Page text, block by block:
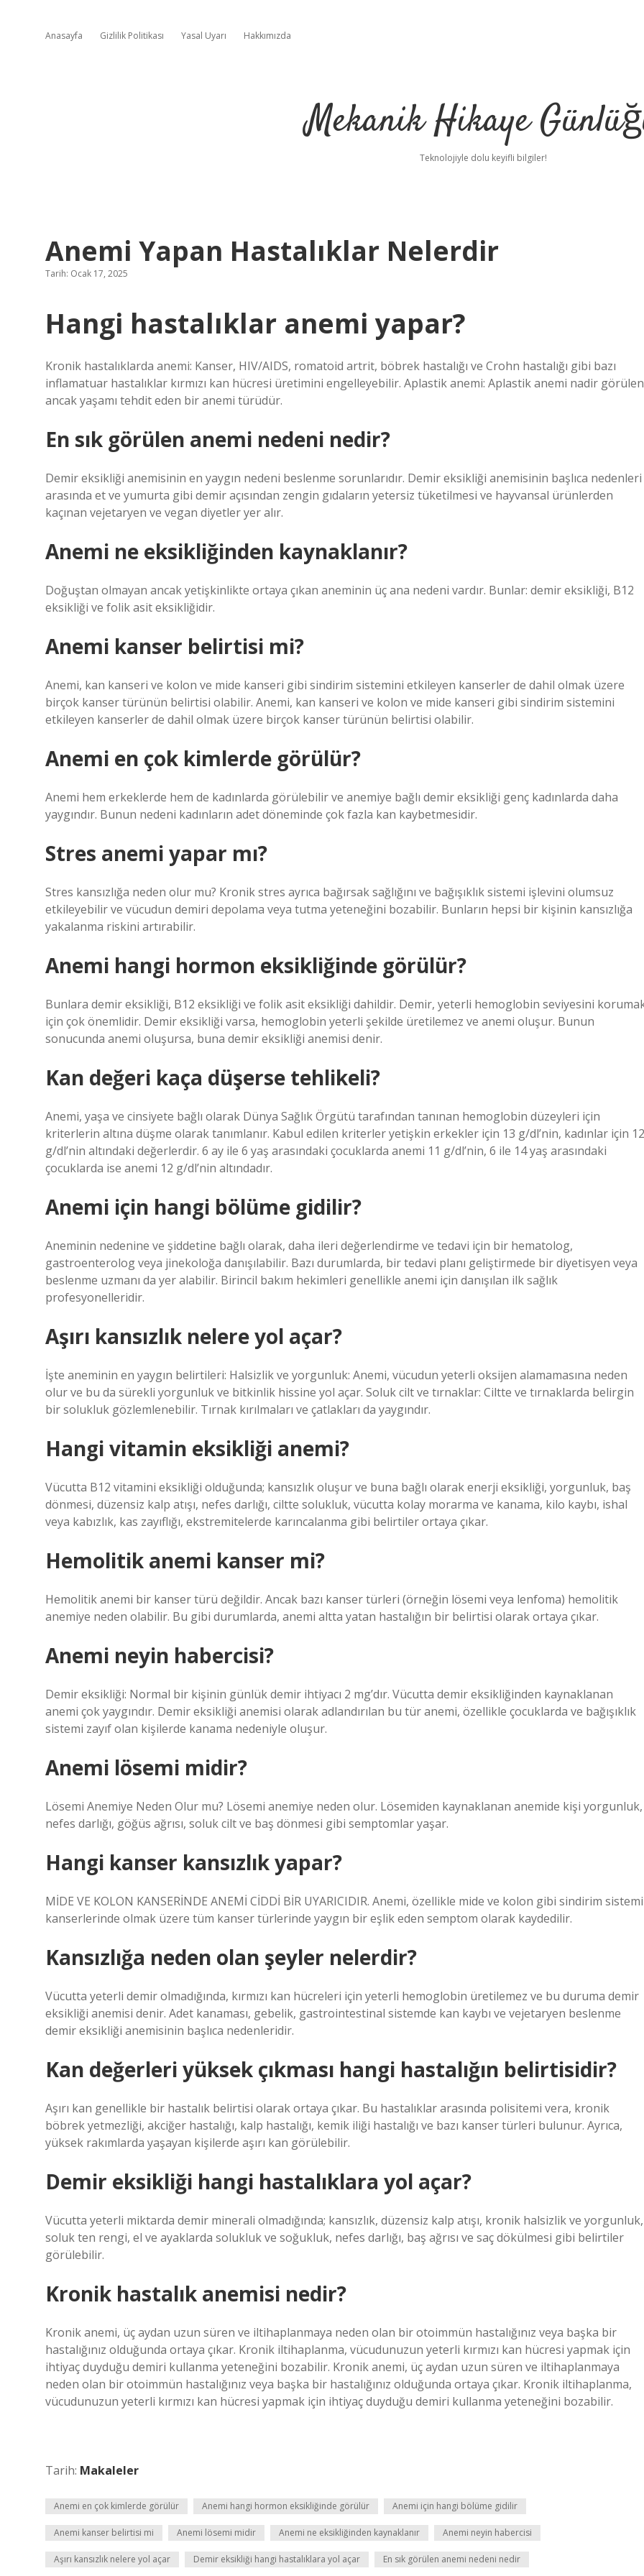
Anasayfa Gizlilik Politikası Yasal Uyarı Hakkımızda
Mekanik Hikaye
Teknolojiyle dolu keyifli bilgiler!
Anemi Yapan Hastalıklar Nelerdir
Tarih: Ocak 17, 2025
Hangi hastalıklar anemi yapar?
Kronik hastalıklarda anemi: Kanser, HIV/AIDS, romatoid artrit, böbrek hastalığı ve Crohn hastalığı gibi bazı
inflamatuar hastalıklar kırmızı kan hücresi üretimini engelleyebilir. Aplastik anemi: Aplastik anemi nadir görülen
ancak yaşamı tehdit eden bir anemi türüdür.
En sık görülen anemi nedeni nedir?
Demir eksikliği anemisinin en yaygın nedeni beslenme sorunlarıdır. Demir eksikliği anemisinin başlıca nedenleri
arasında et ve yumurta gibi demir açısından zengin gıdaların yetersiz tüketilmesi ve hayvansal ürünlerden
kaçınan vejetaryen ve vegan diyetler yer alır.
Anemi ne eksikliğinden kaynaklanır?
Doğuştan olmayan ancak yetişkinlikte ortaya çıkan aneminin üç ana nedeni vardır. Bunlar: demir eksikliği, B12
eksikliği ve folik asit eksikliğidir.
Anemi kanser belirtisi mi?
Anemi, kan kanseri ve kolon ve mide kanseri gibi sindirim sistemini etkileyen kanserler de dahil olmak üzere
birçok kanser türünün belirtisi olabilir. Anemi, kan kanseri ve kolon ve mide kanseri gibi sindirim sistemini
etkileyen kanserler de dahil olmak üzere birçok kanser türünün belirtisi olabilir.
Anemi en çok kimlerde görülür?
Anemi hem erkeklerde hem de kadınlarda görülebilir ve anemiye bağlı demir eksikliği genç kadınlarda daha
yaygındır. Bunun nedeni kadınların adet döneminde çok fazla kan kaybetmesidir.
Stres anemi yapar mı?
Stres kansızlığa neden olur mu? Kronik stres ayrıca bağırsak sağlığını ve bağışıklık sistemi işlevini olumsuz
etkileyebilir ve vücudun demiri depolama veya tutma yeteneğini bozabilir. Bunların hepsi bir kişinin kansızlığa
yakalanma riskini artırabilir.
Anemi hangi hormon eksikliğinde görülür?
Bunlara demir eksikliği, B12 eksikliği ve folik asit eksikliği dahildir. Demir, yeterli hemoglobin seviyesini
için çok önemlidir. Demir eksikliği varsa, hemoglobin yeterli şekilde üretilemez ve anemi oluşur. Bunun
sonucunda anemi oluşursa, buna demir eksikliği anemisi denir.
Kan değeri kaça düşerse tehlikeli?
Anemi, yaşa ve cinsiyete bağlı olarak Dünya Sağlık Örgütü tarafından tanınan hemoglobin düzeyleri için
kriterlerin altına düşme olarak tanımlanır. Kabul edilen kriterler yetişkin erkekler için 13 g/dl’nin, kadınlar için 12
g/dl’nin altındaki değerlerdir. 6 ay ile 6 yaş arasındaki çocuklarda anemi 11 g/dl’nin, 6 ile 14 yaş arasındaki
çocuklarda ise anemi 12 g/dl’nin altındadır.
Anemi için hangi bölüme gidilir?
Aneminin nedenine ve şiddetine bağlı olarak, daha ileri değerlendirme ve tedavi için bir hematolog,
gastroenterolog veya jinekoloğa danışılabilir. Bazı durumlarda, bir tedavi planı geliştirmede bir diyetisyen veya
beslenme uzmanı da yer alabilir. Birincil bakım hekimleri genellikle anemi için danışılan ilk sağlık
profesyonelleridir.
Aşırı kansızlık nelere yol açar?
İşte aneminin en yaygın belirtileri: Halsizlik ve yorgunluk: Anemi, vücudun yeterli oksijen alamamasına neden
olur ve bu da sürekli yorgunluk ve bitkinlik hissine yol açar. Soluk cilt ve tırnaklar: Ciltte ve tırnaklarda belirgin
bir solukluk gözlemlenebilir. Tırnak kırılmaları ve çatlakları da yaygındır.
Hangi vitamin eksikliği anemi?
Vücutta B12 vitamini eksikliği olduğunda; kansızlık oluşur ve buna bağlı olarak enerji eksikliği, yorgunluk, baş
dönmesi, düzensiz kalp atışı, nefes darlığı, ciltte solukluk, vücutta kolay morarma ve kanama, kilo kaybı, ishal
veya kabızlık, kas zayıflığı, ekstremitelerde karıncalanma gibi belirtiler ortaya çıkar.
Hemolitik anemi kanser mi?
Hemolitik anemi bir kanser türü değildir. Ancak bazı kanser türleri (örneğin lösemi veya lenfoma) hemolitik
anemiye neden olabilir. Bu gibi durumlarda, anemi altta yatan hastalığın bir belirtisi olarak ortaya çıkar.
Anemi neyin habercisi?
Demir eksikliği: Normal bir kişinin günlük demir ihtiyacı 2 mg’dır. Vücutta demir eksikliğinden kaynaklanan
anemi çok yaygındır. Demir eksikliği anemisi olarak adlandırılan bu tür anemi, özellikle çocuklarda ve bağışıklık
sistemi zayıf olan kişilerde kanama nedeniyle oluşur.
Anemi lösemi midir?
Lösemi Anemiye Neden Olur mu? Lösemi anemiye neden olur. Lösemiden kaynaklanan anemide kişi yorgunluk,
nefes darlığı, göğüs ağrısı, soluk cilt ve baş dönmesi gibi semptomlar yaşar.
Hangi kanser kansızlık yapar?
MİDE VE KOLON KANSERİNDE ANEMİ CİDDİ BİR UYARICIDIR. Anemi, özellikle mide ve kolon gibi sindirim sistemi
kanserlerinde olmak üzere tüm kanser türlerinde yaygın bir eşlik eden semptom olarak kaydedilir.
Kansızlığa neden olan şeyler nelerdir?
Vücutta yeterli demir olmadığında, kırmızı kan hücreleri için yeterli hemoglobin üretilemez ve bu duruma demir
eksikliği anemisi denir. Adet kanaması, gebelik, gastrointestinal sistemde kan kaybı ve vejetaryen beslenme
demir eksikliği anemisinin başlıca nedenleridir.
Kan değerleri yüksek çıkması hangi hastalığın belirtisidir?
Aşırı kan genellikle bir hastalık belirtisi olarak ortaya çıkar. Bu hastalıklar arasında polisitemi vera, kronik
böbrek yetmezliği, akciğer hastalığı, kalp hastalığı, kemik iliği hastalığı ve bazı kanser türleri bulunur. Ayrıca,
yüksek rakımlarda yaşayan kişilerde aşırı kan görülebilir.
Demir eksikliği hangi hastalıklara yol açar?
Vücutta yeterli miktarda demir minerali olmadığında; kansızlık, düzensiz kalp atışı, kronik halsizlik ve yorgunluk,
soluk ten rengi, el ve ayaklarda solukluk ve soğukluk, nefes darlığı, baş ağrısı ve saç dökülmesi gibi belirtiler
görülebilir.
Kronik hastalık anemisi nedir?
Kronik anemi, üç aydan uzun süren ve iltihaplanmaya neden olan bir otoimmün hastalığınız veya başka bir
hastalığınız olduğunda ortaya çıkar. Kronik iltihaplanma, vücudunuzun yeterli kırmızı kan hücresi yapmak için
ihtiyaç duyduğu demiri kullanma yeteneğini bozabilir. Kronik anemi, üç aydan uzun süren ve iltihaplanmaya
neden olan bir otoimmün hastalığınız veya başka bir hastalığınız olduğunda ortaya çıkar. Kronik iltihaplanma,
vücudunuzun yeterli kırmızı kan hücresi yapmak için ihtiyaç duyduğu demiri kullanma yeteneğini bozabilir.
Tarih: Makaleler
Anemi en çok kimlerde görülür Anemi hangi hormon eksikliğinde görülür Anemi için hangi bölüme gidilir
Anemi kanser belirtisi mi Anemi lösemi midir Anemi ne eksikliğinden kaynaklanır Anemi neyin habercisi
Aşırı kansızlık nelere yol açar Demir eksikliği hangi hastalıklara yol açar En sık görülen anemi nedeni nedir